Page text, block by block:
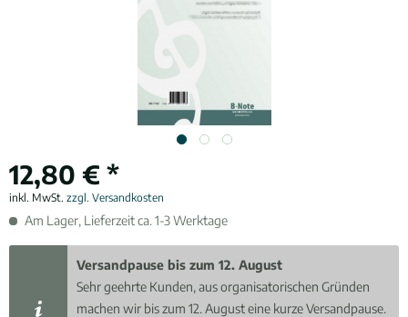
12,80 € *
inkl. MwSt. zzgl. Versandkosten
Am Lager, Lieferzeit ca. 1-3 Werktage
Versandpause bis zum 12. August
Sehr geehrte Kunden, aus organisatorischen Gründen
machen wir bis zum 12. August eine kurze Versandpause.